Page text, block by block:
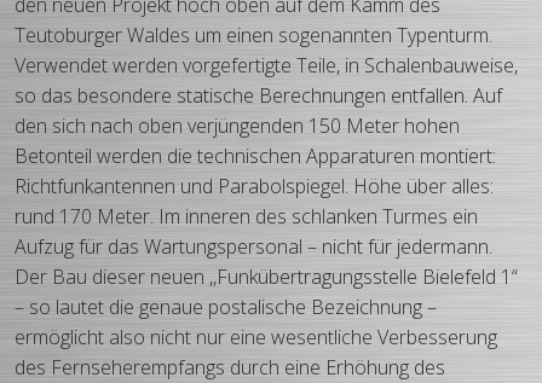
Teutoburger Waldes um einen sogenannten Typenturm.
Verwendet werden vorgefertigte Teile, in Schalenbauweise,
so das besondere statische Berechnungen entfallen. Auf
den sich nach oben verjüngenden 150 Meter hohen
Betonteil werden die technischen Apparaturen montiert:
Richtfunkantennen und Parabolspiegel. Höhe über alles:
rund 170 Meter. Im inneren des schlanken Turmes ein
Aufzug für das Wartungspersonal – nicht für jedermann.
Der Bau dieser neuen ,,Funkübertragungsstelle Bielefeld 1“
– so lautet die genaue postalische Bezeichnung –
ermöglicht also nicht nur eine wesentliche Verbesserung
des Fernseherempfangs durch eine Erhöhung des